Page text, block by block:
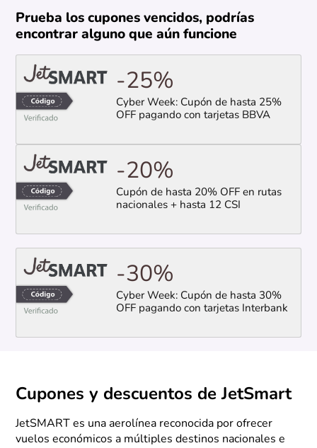
Prueba los cupones vencidos, podrías
encontrar alguno que aún funcione
-25%
Cyber Week: Cupón de hasta 25%
OFF pagando con tarjetas BBVA
-20%
Cupón de hasta 20% OFF en rutas
nacionales + hasta 12 CSI
-30%
Cyber Week: Cupón de hasta 30%
OFF pagando con tarjetas Interbank
Cupones y descuentos de JetSmart
JetSMART es una aerolínea reconocida por ofrecer
vuelos económicos a múltiples destinos nacionales e